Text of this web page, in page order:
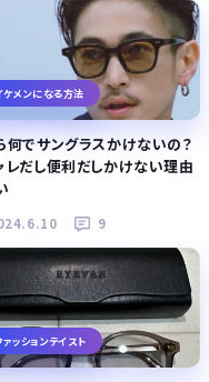
ケメンになる方法
何でサングラスかけないの？
レだし便利だしかけない理由
9
ァッションテイスト